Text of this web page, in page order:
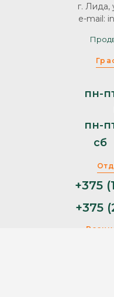
+375
+375
пн-
пн-
сб
г. Лида,
e-mail: